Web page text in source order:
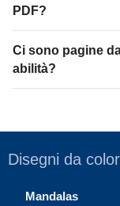
PDF?
Ci sono pagine
abilità?
Disegni da
Mandalas